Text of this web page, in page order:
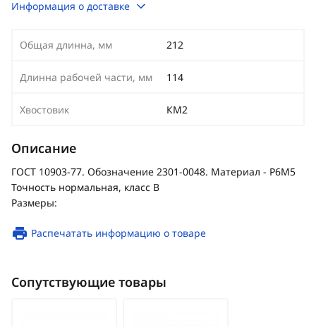
Информация о доставке
Общая длинна, мм 212
Длинна рабочей части, мм 114
Хвостовик КМ2
Описание
ГОСТ 10903-77. Обозначение 2301-0048. Материал - Р6М5
Точность нормальная, класс В
Размеры:
Распечатать информацию о товаре
Сопутствующие товары